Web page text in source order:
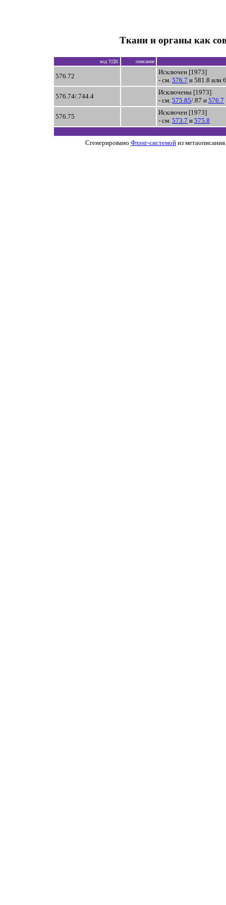
Ткани и органы как
код УДК описание
576.72
Исключен [1973]
- см. 576.7 и 581.8 или
576.74/.744.4
Исключены [1973]
- см. 575.85/.87 и 576.7
576.75
Исключен [1973]
- см. 573.7 и 575.8
Сгенерировано Флэнг-системой из